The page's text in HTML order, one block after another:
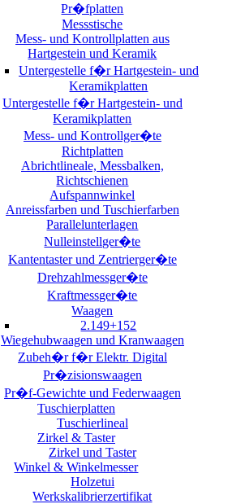
Pr�fplatten
Messstische
Mess- und Kontrollplatten aus
Hartgestein und Keramik
Untergestelle f�r Hartgestein- und
Keramikplatten
Untergestelle f�r Hartgestein- und
Keramikplatten
Mess- und Kontrollger�te
Richtplatten
Abrichtlineale, Messbalken,
Richtschienen
Aufspannwinkel
Anreissfarben und Tuschierfarben
Parallelunterlagen
Nulleinstellger�te
Kantentaster und Zentrierger�te
Drehzahlmessger�te
Kraftmessger�te
Waagen
2.149+152
Wiegehubwaagen und Kranwaagen
Zubeh�r f�r Elektr. Digital
Pr�zisionswaagen
Pr�f-Gewichte und Federwaagen
Tuschierplatten
Tuschierlineal
Zirkel & Taster
Zirkel und Taster
Winkel & Winkelmesser
Holzetui
Werkskalibrierzertifikat